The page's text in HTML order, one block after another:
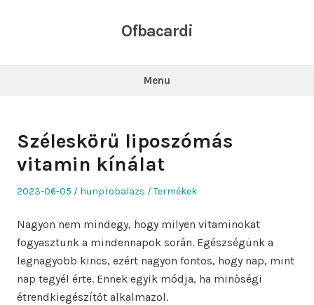
Ofbacardi
Menu
Széleskörű liposzómás
vitamin kínálat
Posted
2023-06-05 Author
hunprobalazs
Posted
Termékek
Nagyon nem mindegy, hogy milyen vitaminokat
fogyasztunk a mindennapok során. Egészségünk a
legnagyobb kincs, ezért nagyon fontos, hogy nap, mint
nap tegyél érte. Ennek egyik módja, ha minőségi
étrendkiegészítőt alkalmazol.